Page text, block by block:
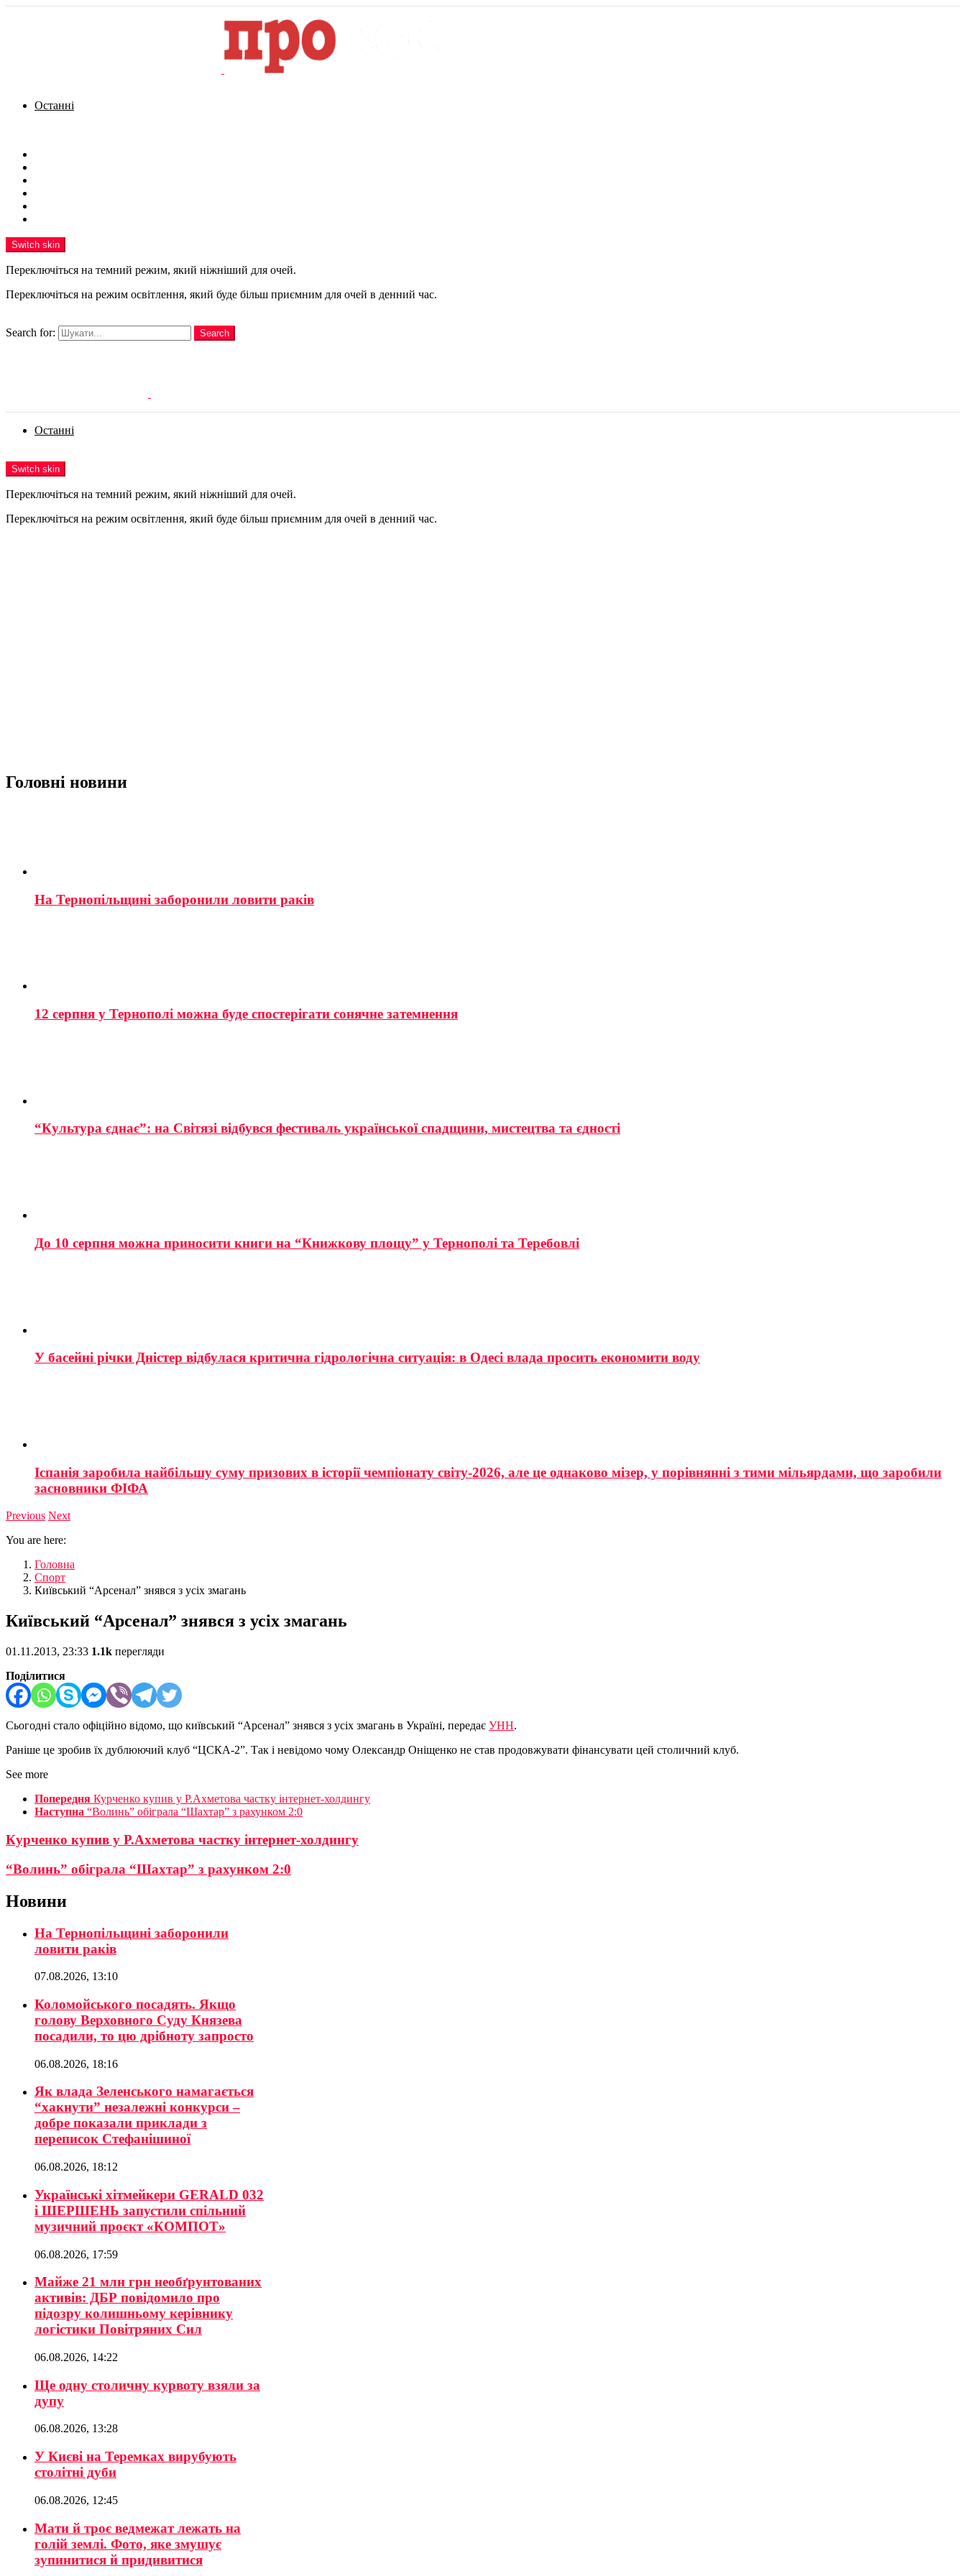
Останні
Switch skin
Переключіться на темний режим, який ніжніший для очей.
Переключіться на режим освітлення, який буде більш приємним для очей в денний час.
Search for:
Search
Останні
Switch skin
Переключіться на темний режим, який ніжніший для очей.
Переключіться на режим освітлення, який буде більш приємним для очей в денний час.
Головні новини
На Тернопільщині заборонили ловити раків
12 серпня у Тернополі можна буде спостерігати сонячне затемнення
“Культура єднає”: на Світязі відбувся фестиваль української спадщини, мистецтва та єдності
До 10 серпня можна приносити книги на “Книжкову площу” у Тернополі та Теребовлі
У басейні річки Дністер відбулася критична гідрологічна ситуація: в Одесі влада просить економити воду
Іспанія заробила найбільшу суму призових в історії чемпіонату світу-2026, але це однаково мізер, у порівнянні з тими мільярдами, що заробили
засновники ФІФА
Previous Next
You are here:
Головна
Спорт
Київський “Арсенал” знявся з усіх змагань
Київський “Арсенал” знявся з усіх змагань
01.11.2013, 23:33 1.1k перегляди
Поділитися
Сьогодні стало офіційно відомо, що київський “Арсенал” знявся з усіх змагань в Україні, передає УНН.
Раніше це зробив їх дублюючий клуб “ЦСКА-2”. Так і невідомо чому Олександр Оніщенко не став продовжувати фінансувати цей столичний клуб.
See more
Попередня Курченко купив у Р.Ахметова частку інтернет-холдингу
Наступна “Волинь” обіграла “Шахтар” з рахунком 2:0
Курченко купив у Р.Ахметова частку інтернет-холдингу
“Волинь” обіграла “Шахтар” з рахунком 2:0
Новини
На Тернопільщині заборонили
ловити раків
07.08.2026, 13:10
Коломойського посадять. Якщо
голову Верховного Суду Князева
посадили, то цю дрібноту запросто
06.08.2026, 18:16
Як влада Зеленського намагається
“хакнути” незалежні конкурси –
добре показали приклади з
переписок Стефанішиної
06.08.2026, 18:12
Українські хітмейкери GERALD 032
і ШЕРШЕНЬ запустили спільний
музичний проєкт «КОМПОТ»
06.08.2026, 17:59
Майже 21 млн грн необґрунтованих
активів: ДБР повідомило про
підозру колишньому керівнику
логістики Повітряних Сил
06.08.2026, 14:22
Ще одну столичну курвоту взяли за
дупу
06.08.2026, 13:28
У Києві на Теремках вирубують
столітні дуби
06.08.2026, 12:45
Мати й троє ведмежат лежать на
голій землі. Фото, яке змушує
зупинитися й придивитися